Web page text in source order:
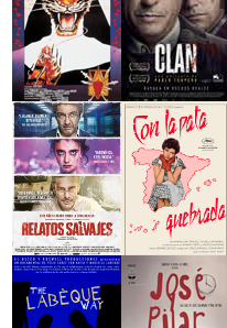
>Entre tinieblas >El Clan
>Relatos Salvajes
>Con la pata
quebrada